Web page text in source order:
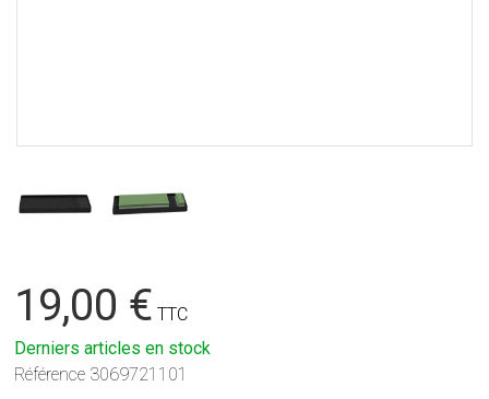
19,00 € TTC
Derniers articles en stock
Référence 3069721101